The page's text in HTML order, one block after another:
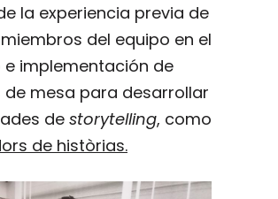
la experiencia previa de
del equipo en el
e implementación de
de mesa para desarrollar
de storytelling, como
de històrias.